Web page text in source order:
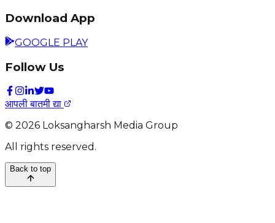
Download App
GOOGLE PLAY
Follow Us
आपली बातमी द्या
© 2026 Loksangharsh Media Group
All rights reserved.
Back to top